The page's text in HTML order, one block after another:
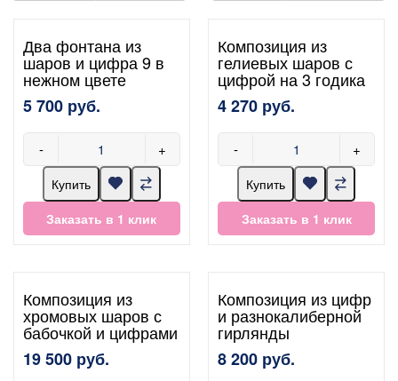
Два фонтана из
шаров и цифра 9 в
нежном цвете
5 700 руб.
- +
Купить
Заказать в 1 клик
Композиция из
гелиевых шаров с
цифрой на 3 годика
4 270 руб.
- +
Купить
Заказать в 1 клик
Композиция из
хромовых шаров с
бабочкой и цифрами
19 500 руб.
Композиция из цифр
и разнокалиберной
гирлянды
8 200 руб.